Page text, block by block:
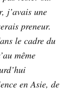
j’avais une
preneur.
le cadre du
même
en Asie, de